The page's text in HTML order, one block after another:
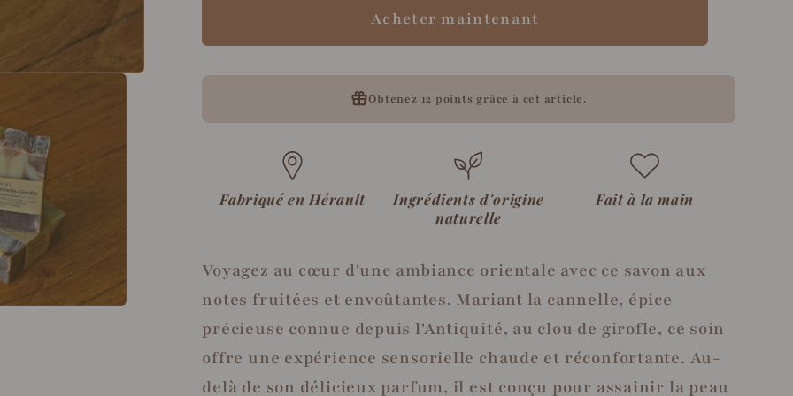
la
cannelle
au
la
cannelle
au
Acheter maintenant
Obtenez 12 points grâce à cet article.
Fabriqué en Hérault
Ingrédients d'origine
naturelle
Fait à la main
Voyagez au cœur d'une ambiance orientale avec ce savon aux
notes fruitées et envoûtantes. Mariant la cannelle, épice
précieuse connue depuis l'Antiquité, au clou de girofle, ce soin
offre une expérience sensorielle chaude et réconfortante. Au-
delà de son délicieux parfum, il est conçu pour assainir la peau